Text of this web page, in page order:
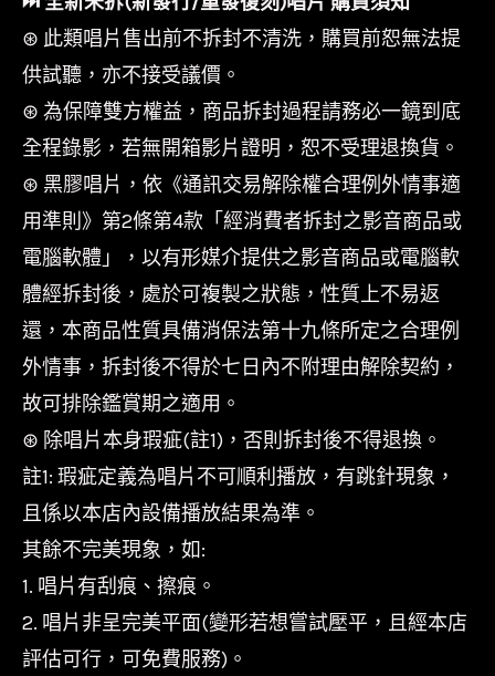
⊛ 此類唱片售出前不拆封不清洗，購買前恕無法提
供試聽，亦不接受議價。
⊛ 為保障雙方權益，商品拆封過程請務必一鏡到底
全程錄影，若無開箱影片證明，恕不受理退換貨。
⊛ 黑膠唱片，依《通訊交易解除權合理例外情事適
用準則》第2條第4款「經消費者拆封之影音商品或
電腦軟體」，以有形媒介提供之影音商品或電腦軟
體經拆封後，處於可複製之狀態，性質上不易返
還，本商品性質具備消保法第十九條所定之合理例
外情事，拆封後不得於七日內不附理由解除契約，
故可排除鑑賞期之適用。
⊛ 除唱片本身瑕疵(註1)，否則拆封後不得退換。
註1: 瑕疵定義為唱片不可順利播放，有跳針現象，
且係以本店內設備播放結果為準。
其餘不完美現象，如:
1. 唱片有刮痕、擦痕。
2. 唱片非呈完美平面(變形若想嘗試壓平，且經本店
評估可行，可免費服務)。